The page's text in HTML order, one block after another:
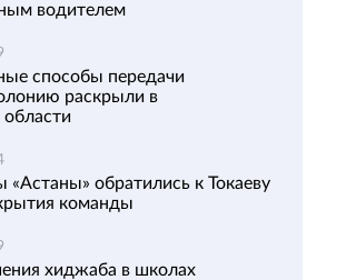
водителем
способы передачи
раскрыли в
«Астаны» обратились к Токаеву
команды
хиджаба в школах